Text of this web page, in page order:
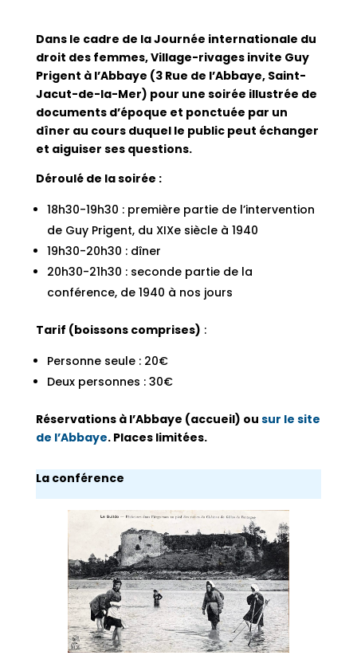
Dans le cadre de la Journée internationale du
droit des femmes, Village-rivages invite Guy
Prigent à l’Abbaye (3 Rue de l’Abbaye, Saint-
Jacut-de-la-Mer) pour une soirée illustrée de
documents d’époque et ponctuée par un
dîner au cours duquel le public peut échanger
et aiguiser ses questions.
Déroulé de la soirée :
18h30-19h30 : première partie de l’intervention
de Guy Prigent, du XIXe siècle à 1940
19h30-20h30 : dîner
20h30-21h30 : seconde partie de la
conférence, de 1940 à nos jours
Tarif (boissons comprises) :
Personne seule : 20€
Deux personnes : 30€
Réservations à l’Abbaye (accueil) ou sur le site
de l’Abbaye. Places limitées.
La conférence